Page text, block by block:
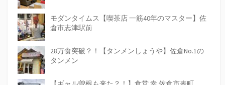
モダンタイムス【喫茶店 一筋40年のマスター】佐
倉市志津駅前
28万食突破？！【タンメンしょうや】佐倉No.1の
タンメン